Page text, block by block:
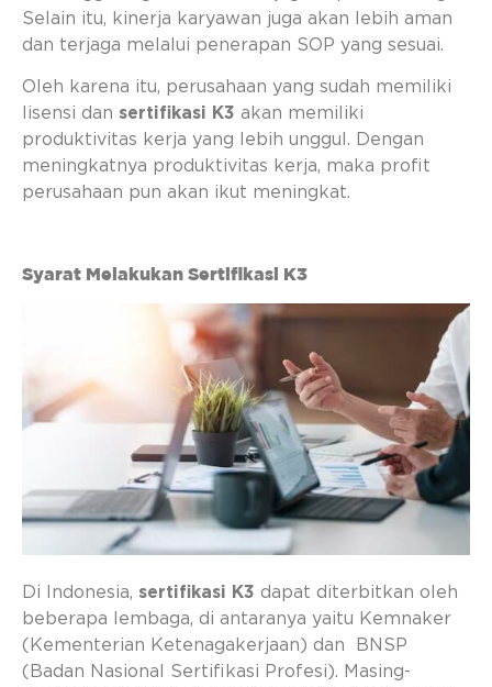
Selain itu, kinerja karyawan juga akan lebih aman
dan terjaga melalui penerapan SOP yang sesuai.
Oleh karena itu, perusahaan yang sudah memiliki
lisensi dan sertifikasi K3 akan memiliki
produktivitas kerja yang lebih unggul. Dengan
meningkatnya produktivitas kerja, maka profit
perusahaan pun akan ikut meningkat.
Syarat Melakukan Sertifikasi K3
Di Indonesia, sertifikasi K3 dapat diterbitkan oleh
beberapa lembaga, di antaranya yaitu Kemnaker
(Kementerian Ketenagakerjaan) dan BNSP
(Badan Nasional Sertifikasi Profesi). Masing-